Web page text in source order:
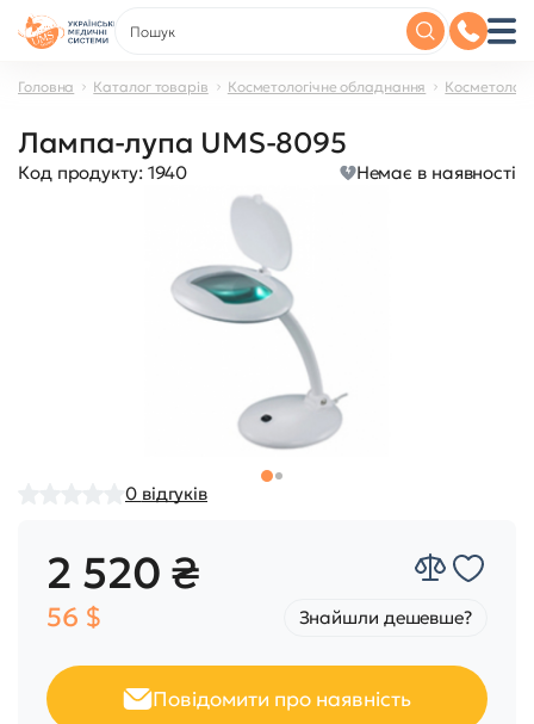
Головна Каталог товарів Косметологічне обладнання
Лампа-лупа UMS-8095
Код продукту: 1940 Немає в наявності
0 відгуків
2 520 ₴
56 $ Знайшли дешевше?
Повідомити про наявність